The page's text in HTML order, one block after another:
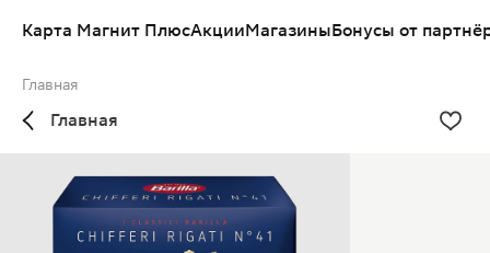
Карта Магнит ПлюсАкцииМагазиныБонусы от
Главная
Главная